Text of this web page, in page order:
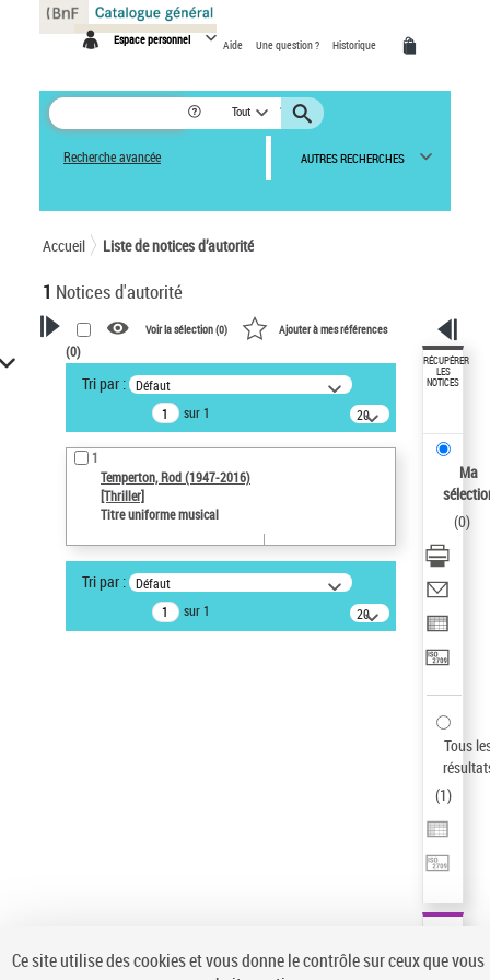
Espace personnel Aide Une question ? Historique
Tout
Recherche avancée AUTRES RECHERCHES
Accueil Liste de notices d’autorité
1 Notices d'autorité
VOTRE RECHERCHE
Recherche avancée dans les
notices d’autorité
Œuvres liées à l'auteur :
Temperton, Rod (1947-2016)
Type de notice d'autorité
Type de notice d'autorité
Voir la sélection (0) Ajouter à mes références
(0)
Tri par : Défaut
sur 1
20
résultats/page
1
Temperton, Rod (1947-2016)
[Thriller]
Titre uniforme musical
Tri par : Défaut
sur 1
20
résultats/page
RÉCUPÉRER
LES
NOTICES
Ma
(0)
Tous
(1)
Panneau de gestion des cookies
Ce site utilise des cookies et vous donne le contrôle sur ceux que vous